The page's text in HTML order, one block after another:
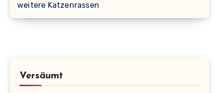
weitere Katzenrassen
Versäumt